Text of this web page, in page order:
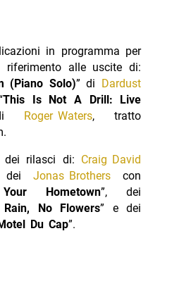
in programma per
riferimento alle uscite di:
(Piano Solo)” di Dardust
This Is Not A Drill: Live
Roger Waters, tratto
dei rilasci di: Craig David
dei Jonas Brotherscon
Hometown”, dei
No Flowers” e dei
Du Cap”.